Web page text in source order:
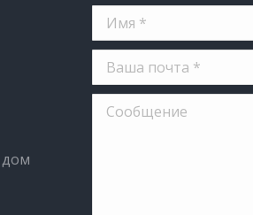
дом
Имя *
Ваша почта *
Сообщение